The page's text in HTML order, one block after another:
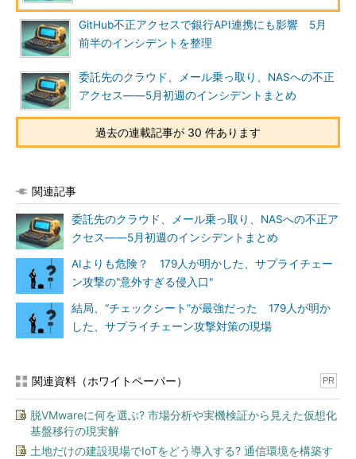
GitHub不正アクセスで銀行API連携にも影響 5月
前半のインシデントを整理
委託先のクラウド、メール乗っ取り、NASへの不正
アクセス――5月初週のインシデントまとめ
過去の連載記事が 30 件あります
関連記事
委託先のクラウド、メール乗っ取り、NASへの不正ア
クセス――5月初週のインシデントまとめ
AIよりも危険？ 179人が明かした、サプライチェー
ン攻撃の"意外すぎる侵入口"
結局、“チェックシート”が最強だった 179人が明か
した、サプライチェーン攻撃対策の現場
関連資料（ホワイトペーパー） PR
脱VMwareに何を選ぶ? 市場分析や実機検証から見えた仮想化
基盤移行の現実解
土地だけの建設現場でIoTをどう導入する? 通信環境を構築す